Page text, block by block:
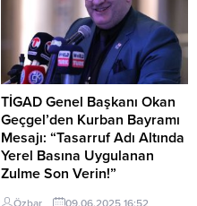
Teknoloji Merkezi-Makina Hangar,
ilk ve orta öğretim çağındaki
çocuklara yönelik olarak
düzenlenen atölyeler ile bilim ve
teknolojinin kapılarını aralıyor.
‘Hayal Et, Tasarla, Üret’ Kartal
Belediyesi ile TMMOB...
TİGAD Genel Başkanı Okan
Geçgel’den Kurban Bayramı
Mesajı: “Tasarruf Adı Altında
Yerel Basına Uygulanan
Zulme Son Verin!”
Türkiye İnternet Gazeteciliği